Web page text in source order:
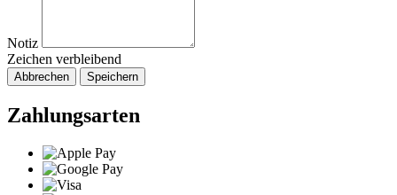
Notiz
Zeichen verbleibend
Abbrechen Speichern
Zahlungsarten